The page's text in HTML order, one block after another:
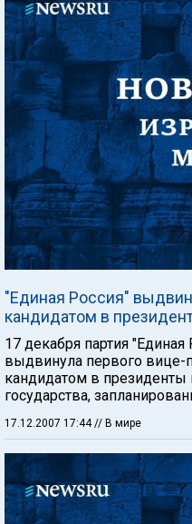
"Единая Россия"
кандидатом в
17 декабря партия
выдвинула первого
кандидатом в
государства,
17.12.2007 17:44 // В мире